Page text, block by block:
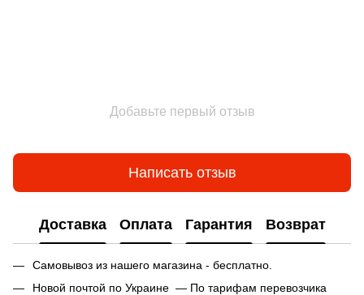
Добавьте первый отзыв
Написать отзыв
Доставка Оплата Гарантия Возврат
Самовывоз из нашего магазина - бесплатно.
Новой почтой по Украине — По тарифам перевозчика